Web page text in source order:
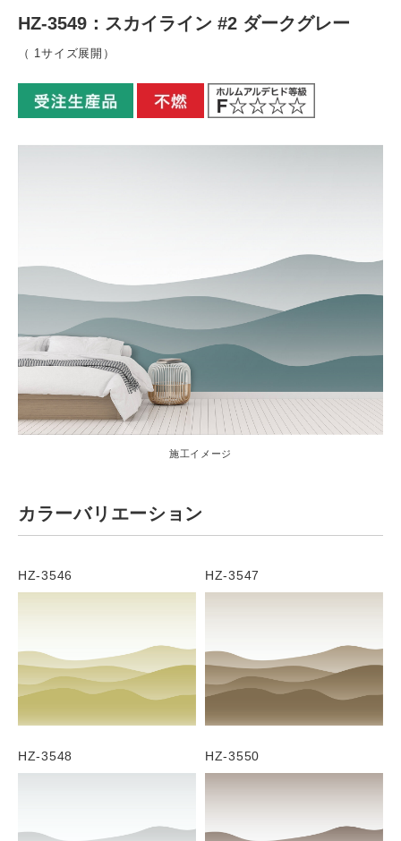
HZ-3549：スカイライン #2 ダークグレー
（ 1サイズ展開）
施工イメージ
カラーバリエーション
HZ-3546 HZ-3547
HZ-3548 HZ-3550